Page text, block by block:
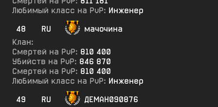
Любимый класс на PvP: Инженер
48
RU
мачочина
Клан:
Смертей на PvP: 810 400
Убийств на PvP: 846 870
Смертей на PvP: 810 400
Любимый класс на PvP: Инженер
49
RU
ДЕМАН090876